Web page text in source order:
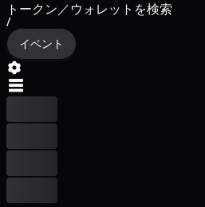
トークン／ウォレットを検索
/
イベント